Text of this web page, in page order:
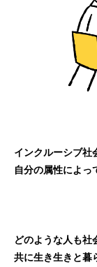
インクルーシブ社
自分の属性によっ
どのような人も社
共に生き生きと暮